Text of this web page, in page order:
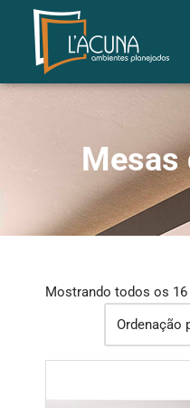
Mesas
Mostrando todos os